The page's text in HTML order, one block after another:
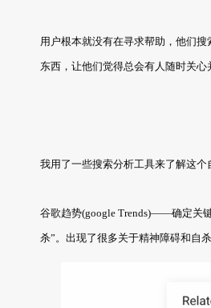
用户根本就没有在寻求帮助，他们
东西，让他们觉得总会有人随时关心
我用了一些搜索分析工具来了解这个
谷歌趋势(google Trends)——确定关
杀”。出现了很多关于精神障碍和自杀